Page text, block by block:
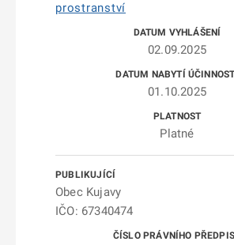
prostranství
02.09.2025
01.10.2025
Platné
Obec Kujavy
IČO: 67340474